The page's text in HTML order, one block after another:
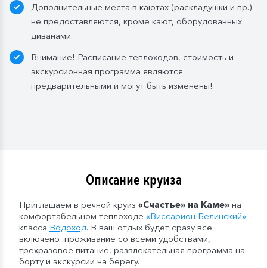
в 2- и 3-местном размещении;
— в рейсах от 5 дней до 10 дней включительно: 1
бутылка (1,5 л.);
— в рейсах от 16 до 20 дней включительно: 3
бутылки (1,5 л.);
Дополнительные места в каютах (раскладушки и пр.)
не предоставляются, кроме кают, оборудованных
диванами.
Внимание! Расписание теплоходов, стоимость и
экскурсионная программа являются
предварительными и могут быть изменены!
Описание круиза
Приглашаем в речной круиз «Счастье» на Каме» на
комфортабельном теплоходе «Виссарион Белинский»
класса Водоход. В ваш отдых будет сразу все
включено: проживание со всеми удобствами,
трехразовое питание, развлекательная программа на
борту и экскурсии на берегу.